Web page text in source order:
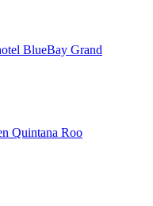
BlueBay Grand
Quintana Roo